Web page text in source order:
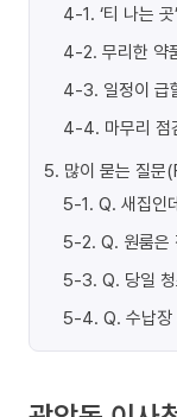
4-1. ‘티 나는
4-2. 무리한 약
4-3. 일정이 급
4-4. 마무리
5. 많이 묻는 질문
5-1. Q. 새집인
5-2. Q. 원룸은
5-3. Q. 당일
5-4. Q. 수납장